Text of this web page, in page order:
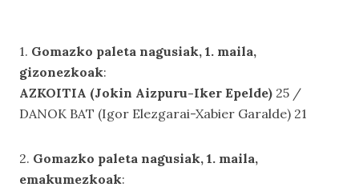
1. Gomazko paleta nagusiak, 1. maila,
gizonezkoak:
AZKOITIA (Jokin Aizpuru-Iker Epelde) 25 /
DANOK BAT (Igor Elezgarai-Xabier Garalde) 21
2. Gomazko paleta nagusiak, 1. maila,
emakumezkoak: